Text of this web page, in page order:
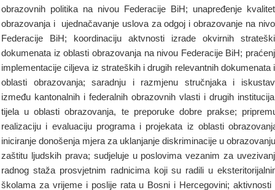
obrazovnih politika na nivou Federacije BiH; unapređenje
obrazovanja i ujednačavanje uslova za odgoj i obrazovanje na
Federacije BiH; koordinaciju aktvnosti izrade okvirnih
dokumenata iz oblasti obrazovanja na nivou Federacije BiH;
implementacije ciljeva iz strateških i drugih relevantnih dokumenata
oblasti obrazovanja; saradnju i razmjenu stručnjaka i
između kantonalnih i federalnih obrazovnih vlasti i drugih
tijela u oblasti obrazovanja, te preporuke dobre prakse;
realizaciju i evaluaciju programa i projekata iz oblasti
iniciranje donošenja mjera za uklanjanje diskriminacije u
zaštitu ljudskih prava; sudjeluje u poslovima vezanim za
radnog staža prosvjetnim radnicima koji su radili u
školama za vrijeme i poslije rata u Bosni i Hercegovini; aktivnosti